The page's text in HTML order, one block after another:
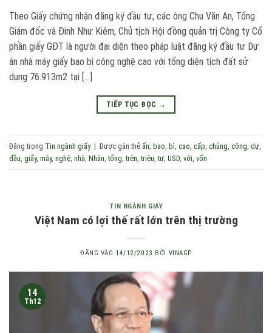
Theo Giấy chứng nhận đăng ký đầu tư, các ông Chu Văn An, Tổng
Giám đốc và Đinh Như Kiêm, Chủ tịch Hội đồng quản trị Công ty Cổ
phần giấy GĐT là người đại diện theo pháp luật đăng ký đầu tư Dự
án nhà máy giấy bao bì công nghệ cao với tổng diện tích đất sử
dụng 76.913m2 tại […]
TIẾP TỤC ĐỌC →
Đăng trong Tin ngành giấy | Được gắn thẻ ấn bao bì cao cấp chủng công dự
đầu giấy, máy, nghệ nhà Nhân ,tổng ,trên ,triệu ,tư USD với vốn
TIN NGÀNH GIẤY
Việt Nam có lợi thế rất lớn trên thị trường
ĐĂNG VÀO 14/12/2023 BỞI VINAGP
14
Th12